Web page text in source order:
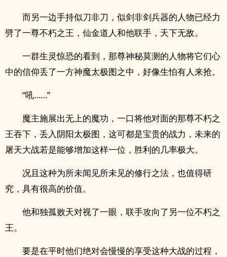
而另一边手持似刀非刀，似剑非剑兵器的人物已经力
劈了一尊不朽之王，仙金道人和他联手，天下无敌。
一群生灵惊恐的看到，那尊神秘莫测的人物将它们心
中的信仰丢了一方神魔太极图之中，好像生怕有人来抢。
“吼……”
魔主施展出无上的魔功，一口将他对面的那尊不朽之
王吞下，丢入阴阳太极图，这可都是宝贵的战力，未来的
屠天大战若是能够增加这样一位，胜利的几率极大。
况且这种为所未闻见所未见的修行之法，也值得研
究，具有很高的价值。
他和独孤败天对视了一眼，联手攻向了另一位不朽之
王。
要是在平时他们绝对会慢慢的享受这种大战的过程，